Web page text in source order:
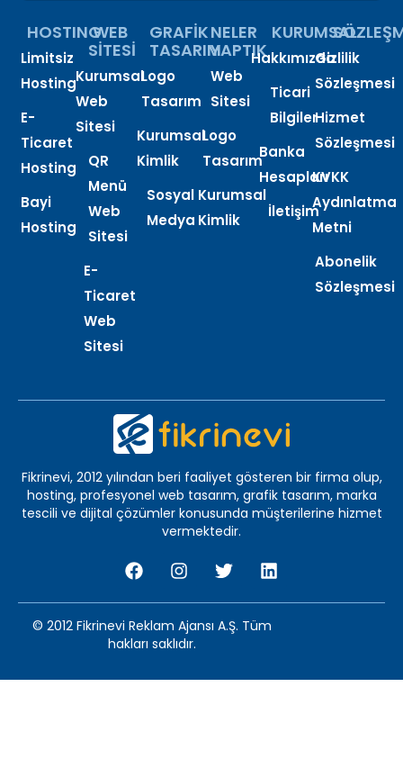
HOSTING
Limitsiz
Hosting
E-
Ticaret
Hosting
Bayi
Hosting
WEB
SİTESİ
Kurumsal
Web
Sitesi
QR
Menü
Web
Sitesi
E-
Ticaret
Web
Sitesi
GRAFİK
TASARIM
Logo
Tasarım
Kurumsal
Kimlik
Sosyal
Medya
NELER
YAPTIK
Web
Sitesi
Logo
Tasarım
Kurumsal
Kimlik
KURUMSAL
Hakkımızda
Ticari
Bilgiler
Banka
Hesapları
İletişim
Gizlilik
Sözleşmesi
Hizmet
Sözleşmesi
KVKK
Aydınlatma
Metni
Abonelik
Sözleşmesi
Fikrinevi, 2012 yılından beri faaliyet gösteren bir firma olup,
hosting, profesyonel web tasarım, grafik tasarım, marka
tescili ve dijital çözümler konusunda müşterilerine hizmet
vermektedir.
© 2012 Fikrinevi Reklam Ajansı A.Ş. Tüm
hakları saklıdır.